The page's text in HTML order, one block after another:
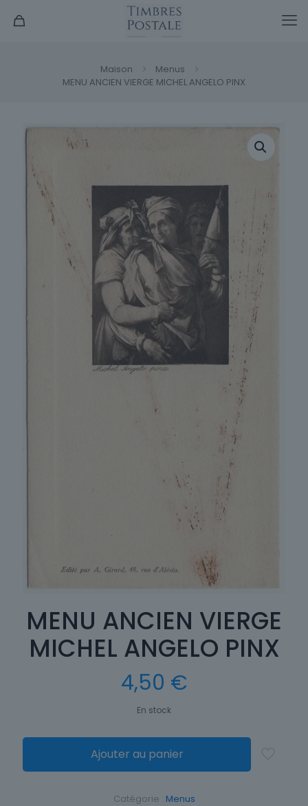
Maison
Menus
MENU ANCIEN VIERGE MICHEL ANGELO PINX
MENU ANCIEN VIERGE
MICHEL ANGELO PINX
4,50 €
En stock
Ajouter au panier
Catégorie : Menus